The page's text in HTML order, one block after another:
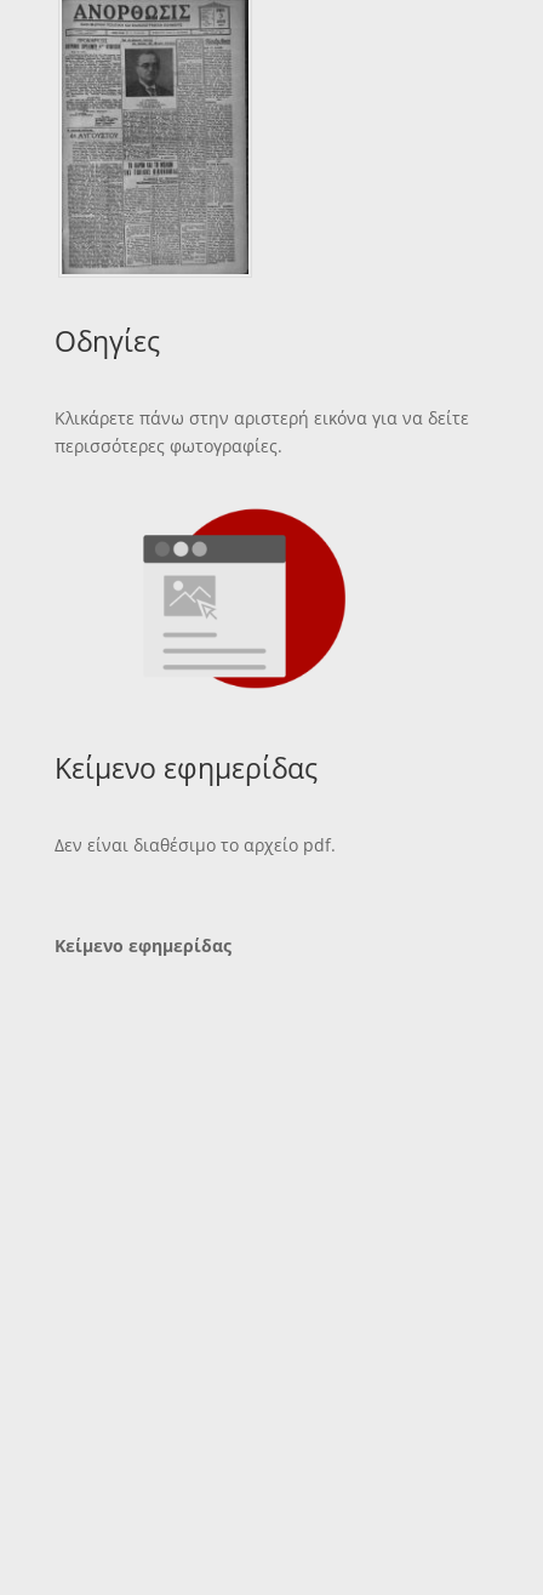
Οδηγίες
Κλικάρετε πάνω στην αριστερή εικόνα για να δείτε
περισσότερες φωτογραφίες.
Κείμενο εφημερίδας
Δεν είναι διαθέσιμο το αρχείο pdf.
Κείμενο εφημερίδας